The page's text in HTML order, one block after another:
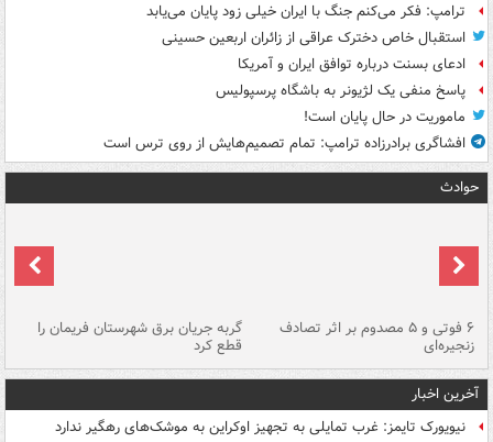
ترامپ: فکر می‌کنم جنگ با ایران خیلی زود پایان می‌یابد
استقبال خاص دخترک عراقی از زائران اربعین حسینی
ادعای بسنت درباره توافق ایران و آمریکا
پاسخ منفی یک لژیونر به باشگاه پرسپولیس
ماموریت در حال پایان است!
افشاگری برادرزاده ترامپ: تمام تصمیم‌هایش از روی ترس است
حوادث
۶ فوتی و ۵ مصدوم بر اثر تصادف
زنجیره‌ای
گربه جریان برق شهرستان فریمان را
قطع کرد
آخرین اخبار
نیویورک تایمز: غرب تمایلی به تجهیز اوکراین به موشک‌های رهگیر ندارد